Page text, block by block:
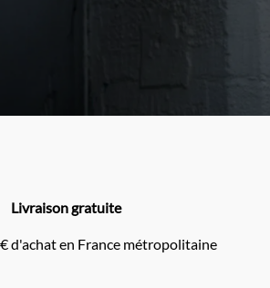
Livraison gratuite
d'achat en France métropolitaine